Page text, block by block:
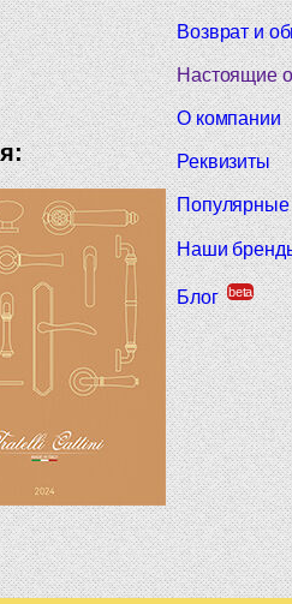
Возврат и
Настоящие
О компании
Реквизиты
Наши
Блог beta